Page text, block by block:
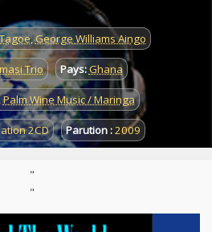
,George Williams Aingo
Trio Pays:Ghana
Palm Wine Music / Maringa
2CD Parution :2009
"
"